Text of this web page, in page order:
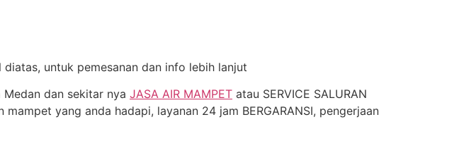
untuk pemesanan dan info lebih lanjut
dan sekitar nya JASA AIR MAMPET atau SERVICE SALURAN
yang anda hadapi, layanan 24 jam BERGARANSI, pengerjaan